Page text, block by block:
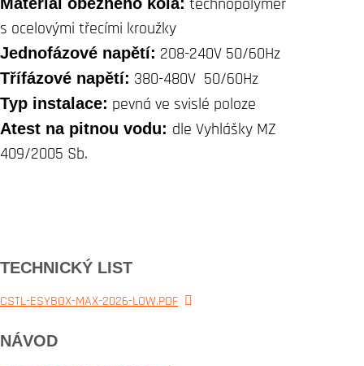
technopolymer
s ocelovými třecími kroužky
Jednofázové napětí: 208-240V 50/60Hz
Třífázové napětí: 380-480V 50/60Hz
Typ instalace: pevná ve svislé poloze
Atest na pitnou vodu: dle Vyhlášky MZ
409/2005 Sb.
TECHNICKÝ LIST
CSTL-ESYBOX-MAX-2026-LOW.PDF
NÁVOD